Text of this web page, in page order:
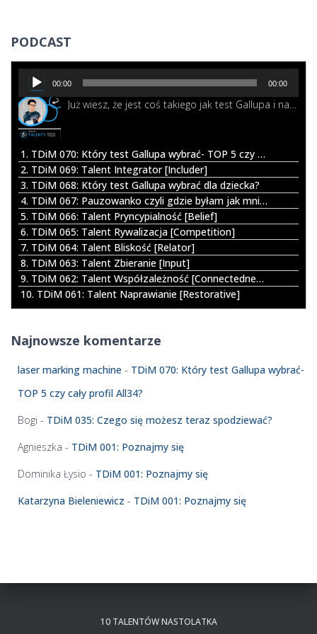
j
:
PODCAST
t
w
a
z
a
c
z
p
l
i
k
ó
w
d
w
ę
k
w
c
00:00 00:00
1. TDiM 070: Który test Gallupa wybrać- TOP 5 czy cały profil All34?
2. TDiM 069: Talent Integrator [Includer]
3. TDiM 068: Który test Gallupa wybrać dla dziecka?
4. TDiM 067: Pauzowanko czyli gdzie byłam jak mnie nie było
5. TDiM 066: Talent Pryncypialność [Belief]
6. TDiM 065: Talent Rywalizacja [Competition]
7. TDiM 064: Talent Bliskość [Relator]
8. TDiM 063: Talent Zbieranie [Input]
9. TDiM 062: Talent Współzależność [Connectedness]
10. TDiM 061: Talent Naprawianie [Restorative]
Najnowsze komentarze
laser marking machine - TDiM 070: Który test Gallupa wybrać-
TOP 5 czy cały profil All34?
Bogi - TDiM 035: Czego się możesz teraz spodziewać?
Agnieszka - TDiM 001: Poznajmy się
Dominika Łysio - TDiM 001: Poznajmy się
Katarzyna Bieleniewicz - TDiM 001: Poznajmy się
10 TALENTÓW NASTOLATKA